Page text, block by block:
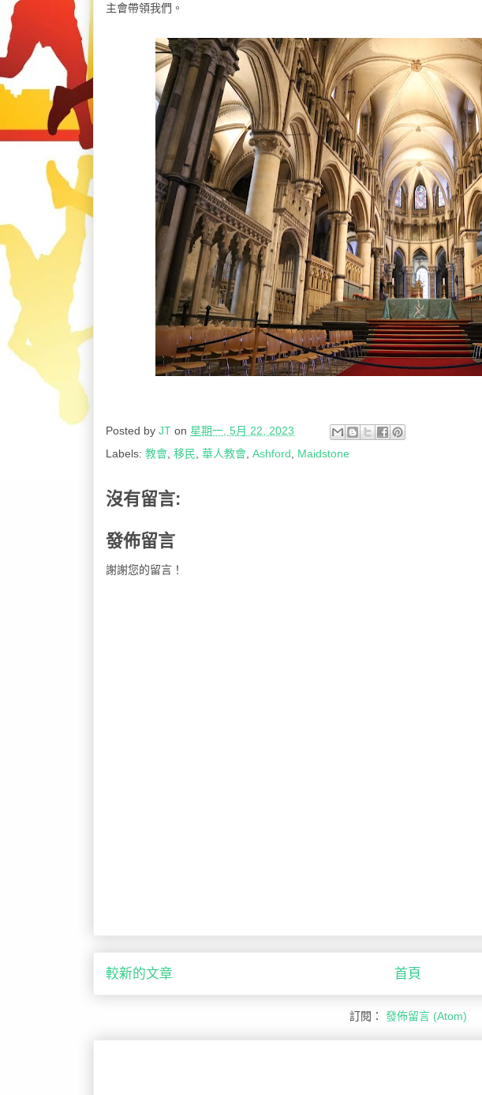
主會帶領我們。
Posted by JT on 星期一, 5月 22, 2023
Labels: 教會 移民 華人教會 Ashford Maidstone
沒有留言:
發佈留言
謝謝您的留言！
較新的文章 首頁
訂閱： 發佈留言 (Atom)